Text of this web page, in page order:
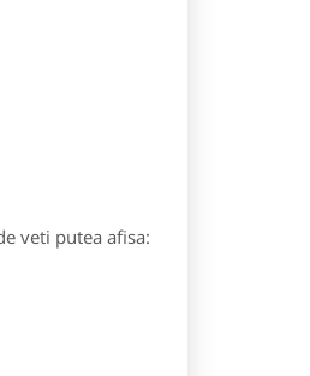
veti putea afisa: